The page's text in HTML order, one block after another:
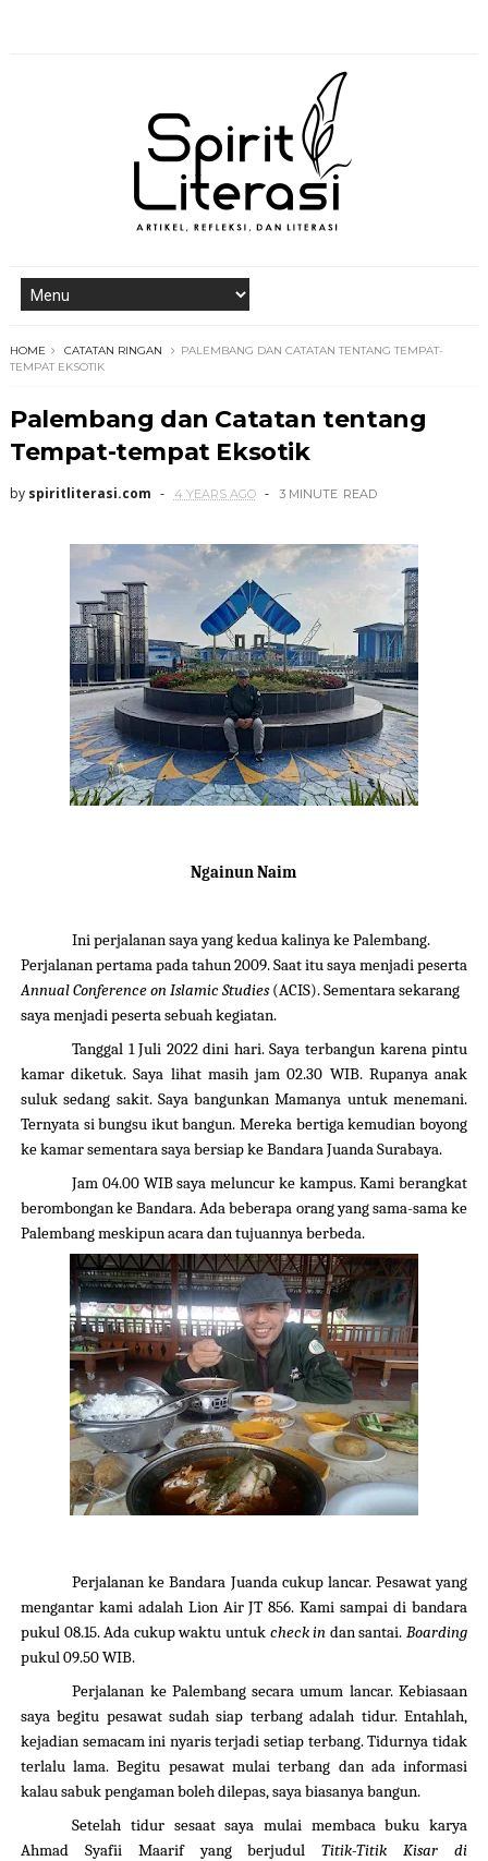
HOME CATATAN RINGAN
PALEMBANG DAN CATATAN TENTANG TEMPAT-
TEMPAT EKSOTIK
Palembang dan Catatan tentang
Tempat-tempat Eksotik
by spiritliterasi.com 4 YEARS AGO 3 MINUTE READ
Ngainun Naim
Ini perjalanan saya yang kedua kalinya ke Palembang.
Perjalanan pertama pada tahun 2009. Saat itu saya menjadi peserta
Annual Conference on Islamic Studies(ACIS). Sementara sekarang
saya menjadi peserta sebuah kegiatan.
Tanggal 1 Juli 2022 dini hari.Saya terbangun karena pintu
kamar diketuk.Saya lihat masihjam 02.30 WIB. Rupanya anak
suluk sedang sakit. Saya bangunkan Mamanya untuk menemani.
Ternyata si bungsu ikut bangun. Mereka bertiga kemudian boyong
ke kamar sementara saya bersiap ke BandaraJuanda Surabaya.
Jam 04.00 WIB saya meluncur ke kampus. Kami berangkat
berombongan ke Bandara. Ada beberapa orang yang sama-sama ke
Palembang meskipun acara dan tujuannya berbeda.
Perjalanan ke Bandara Juanda cukup lancar. Pesawat yang
mengantar kami adalah Lion Air JT 856. Kami sampai di bandara
pukul 08.15. Ada cukup waktu untuk check in dan santai.Boarding
pukul 09.50 WIB.
Perjalanan ke Palembang secara umum lancar. Kebiasaan
saya begitu pesawat sudah siap terbang adalah tidur. Entahlah,
kejadian semacam ini nyaris terjadi setiap terbang. Tidurnya tidak
terlalu lama. Begitu pesawat mulai terbang dan ada informasi
kalau sabuk pengaman boleh dilepas, saya biasanya bangun.
Setelah tidur sesaat saya mulai membaca buku karya
Ahmad Syafii Maarif yang berjudul
Titik-Titik Kisar di